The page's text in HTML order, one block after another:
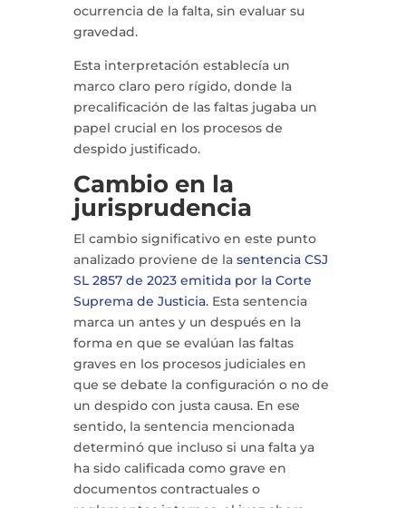
ocurrencia de la falta, sin evaluar su
gravedad.
Esta interpretación establecía un
marco claro pero rígido, donde la
precalificación de las faltas jugaba un
papel crucial en los procesos de
despido justificado.
Cambio en la
jurisprudencia
El cambio significativo en este punto
analizado proviene de la sentencia CSJ
SL 2857 de 2023 emitida por la Corte
Suprema de Justicia.Esta sentencia
marca un antes y un después en la
forma en que se evalúan las faltas
graves en los procesos judiciales en
que se debate la configuración o no de
un despido con justa causa. En ese
sentido, la sentencia mencionada
determinó que incluso si una falta ya
ha sido calificada como grave en
documentos contractuales o